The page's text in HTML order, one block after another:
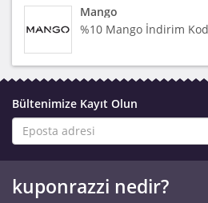
Mango
%10 Mango İndirim
Bültenimize Kayıt Olun
kuponrazzi nedir?